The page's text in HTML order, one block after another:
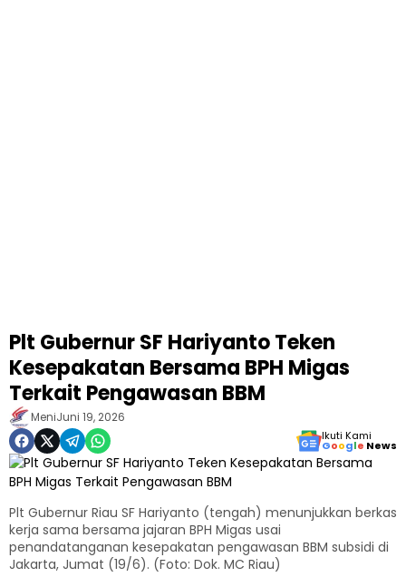
Plt Gubernur SF Hariyanto Teken
Kesepakatan Bersama BPH Migas
Terkait Pengawasan BBM
MeniJuni 19, 2026
Ikuti Kami
Google News
Plt Gubernur Riau SF Hariyanto (tengah) menunjukkan berkas
kerja sama bersama jajaran BPH Migas usai
penandatanganan kesepakatan pengawasan BBM subsidi di
Jakarta, Jumat (19/6). (Foto: Dok. MC Riau)